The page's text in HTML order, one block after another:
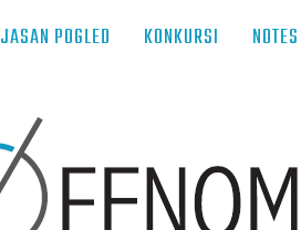
JASAN POGLED KONKURSI NOTES